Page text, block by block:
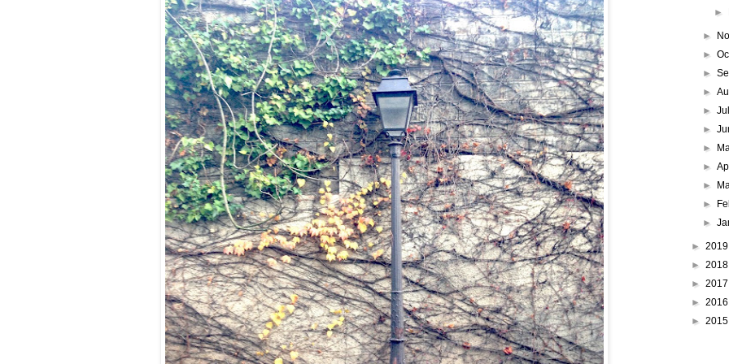
►
►
►
►
►
►
►
►
►
►
►
►
►
►
►
►
►